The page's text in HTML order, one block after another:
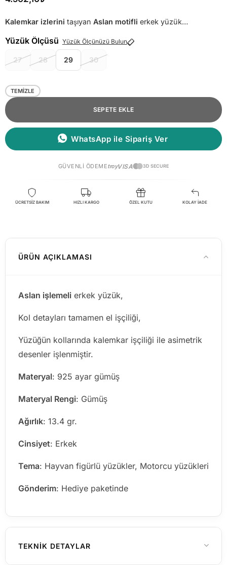
Kalemkar izlerini taşıyan Aslan motifli erkek yüzük…
Yüzük Ölçüsü Yüzük Ölçünüzü Bulun
27 28 29 30
TEMIZLE
SEPETE EKLE
WhatsApp ile Sipariş Ver
GÜVENLI ÖDEMEtroyVISA 3D SECURE
ÜCRETSİZ BAKIM HIZLI KARGO ÖZEL KUTU KOLAY İADE
ÜRÜN AÇIKLAMASI
Aslan işlemelierkek yüzük,
Kol detayları tamamen el işçiliği,
Yüzüğün kollarında kalemkar işçiliği ile asimetrik
desenler işlenmiştir.
Materyal: 925 ayar gümüş
Materyal Rengi: Gümüş
Ağırlık: 13.4 gr.
Cinsiyet: Erkek
Tema: Hayvan figürlü yüzükler, Motorcu yüzükleri
Gönderim: Hediye paketinde
TEKNIK DETAYLAR